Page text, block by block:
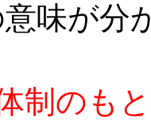
味が分
制のも